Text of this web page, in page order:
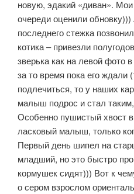
новую, эдакий «диван».
очереди оценили
последнего стежка
котика – привезли
зверька как на левой фото
за то время пока его ждали
подлечиться, то у наших
малыш подрос и стал
Особенно пушистый хвост
ласковый малыш, только
Первый день шипел на
младший, но это быстро
кормушек сидят))) Вот к
о сером взрослом